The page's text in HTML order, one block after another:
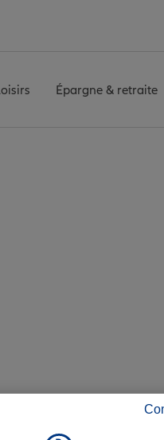
Épargne & retraite
aux alentours :